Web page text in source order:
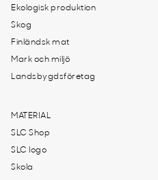
Ekologisk produktion
Skog
Finländsk mat
Mark och miljö
Landsbygdsföretag
MATERIAL
SLC Shop
SLC logo
Skola